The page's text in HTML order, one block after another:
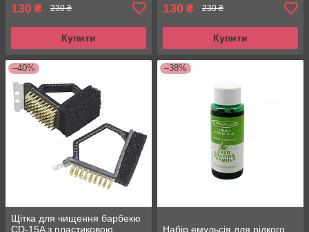
130 ₴ 230 ₴
Купити
130 ₴ 230 ₴
Купити
–40%
Щітка для чищення барбекю
CD-15A з пластиковою
–38%
Набір емульсія для рідкого